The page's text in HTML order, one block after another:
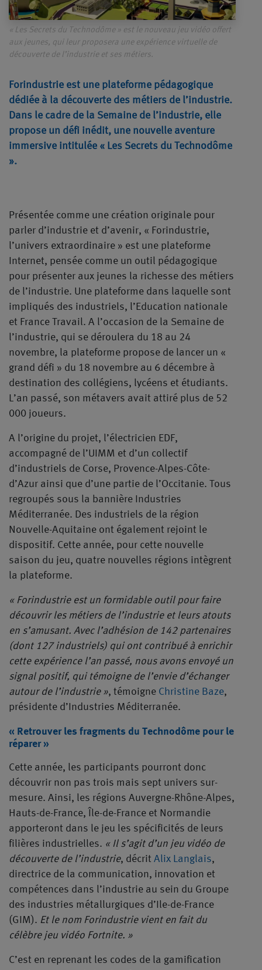
« Les Secrets du Technodôme » est le nouveau jeu vidéo offert
aux jeunes, qui leur proposera une expérience virtuelle de
découverte de l’industrie et ses métiers.
Forindustrie est une plateforme pédagogique
dédiée à la découverte des métiers de l’industrie.
Dans le cadre de la Semaine de l’industrie, elle
propose un défi inédit, une nouvelle aventure
immersive intitulée « Les Secrets du Technodôme
».
Présentée comme une création originale pour
parler d’industrie et d’avenir, « Forindustrie,
l’univers extraordinaire » est une plateforme
Internet, pensée comme un outil pédagogique
pour présenter aux jeunes la richesse des métiers
de l’industrie. Une plateforme dans laquelle sont
impliqués des industriels, l’Education nationale
et France Travail. A l’occasion de la Semaine de
l’industrie, qui se déroulera du 18 au 24
novembre, la plateforme propose de lancer un «
grand défi » du 18 novembre au 6 décembre à
destination des collégiens, lycéens et étudiants.
L’an passé, son métavers avait attiré plus de 52
000 joueurs.
A l’origine du projet, l’électricien EDF,
accompagné de l’UIMM et d’un collectif
d’industriels de Corse, Provence-Alpes-Côte-
d’Azur ainsi que d’une partie de l’Occitanie. Tous
regroupés sous la bannière Industries
Méditerranée. Des industriels de la région
Nouvelle-Aquitaine ont également rejoint le
dispositif. Cette année, pour cette nouvelle
saison du jeu, quatre nouvelles régions intègrent
la plateforme.
« Forindustrie est un formidable outil pour faire
découvrir les métiers de l’industrie et leurs atouts
en s’amusant. Avec l’adhésion de 142 partenaires
(dont 127 industriels) qui ont contribué à enrichir
cette expérience l’an passé, nous avons envoyé un
signal positif, qui témoigne de l’envie d’échanger
autour de l’industrie », témoigne Christine Baze,
présidente d’Industries Méditerranée.
« Retrouver les fragments du Technodôme pour le
réparer »
Cette année, les participants pourront donc
découvrir non pas trois mais sept univers sur-
mesure. Ainsi, les régions Auvergne-Rhône-Alpes,
Hauts-de-France, Île-de-France et Normandie
apporteront dans le jeu les spécificités de leurs
filières industrielles. « Il s’agit d’un jeu vidéo de
découverte de l’industrie, décrit Alix Langlais,
directrice de la communication, innovation et
compétences dans l’industrie au sein du Groupe
des industries métallurgiques d’Ile-de-France
(GIM). Et le nom Forindustrie vient en fait du
célèbre jeu vidéo Fortnite. »
C’est en reprenant les codes de la gamification